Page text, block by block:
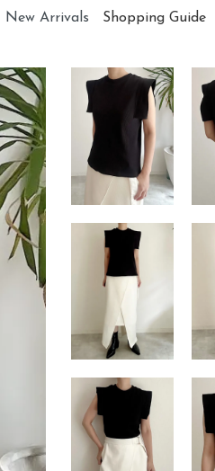
New Arrivals Shopping Guide